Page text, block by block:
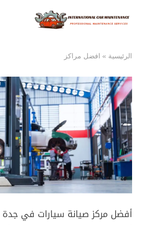
الرئيسية » افضل مراكز
أفضل مركز صيانة سيارات في جدة